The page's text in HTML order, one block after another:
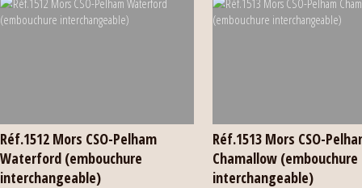
Réf.1512 Mors CSO-Pelham
Waterford (embouchure
interchangeable)
Réf.1513 Mors CSO-
Chamallow (embouchure
interchangeable)